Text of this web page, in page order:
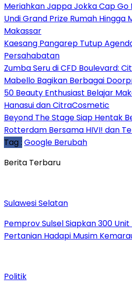
Meriahkan Jappa Jokka Cap Go
Undi Grand Prize Rumah Hingga
Makassar
Kaesang Pangarep Tutup
Persahabatan
Zumba Seru di CFD Boulevard:
Mabello Bagikan Berbagai
50 Beauty Enthusiast Belajar
Hanasui dan CitraCosmetic
Beyond The Stage Siap Hentak
Rotterdam Bersama HIVI! dan
Tag : Google Berubah
Berita Terbaru
Sulawesi Selatan
Pemprov Sulsel Siapkan 300
Pertanian Hadapi Musim
Politik